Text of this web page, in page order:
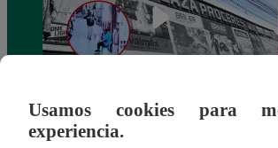
Asesinan a comerciante ferretero dentro
galería en San Juan de Lurigancho
Usamos cookies para
experiencia.